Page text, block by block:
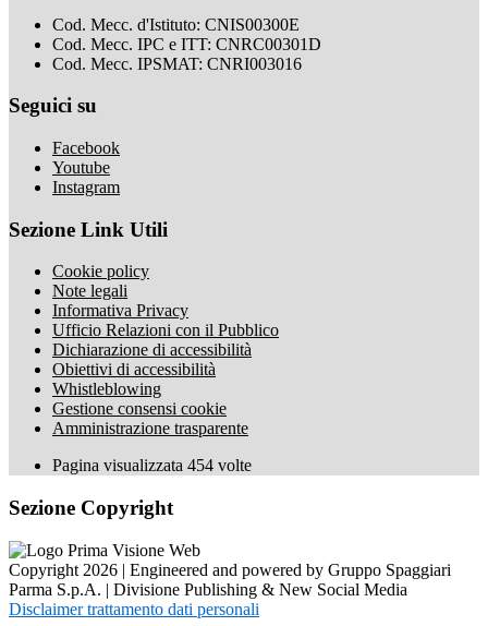
Cod. Mecc. d'Istituto: CNIS00300E
Cod. Mecc. IPC e ITT: CNRC00301D
Cod. Mecc. IPSMAT: CNRI003016
Seguici su
Facebook
Youtube
Instagram
Sezione Link Utili
Cookie policy
Note legali
Informativa Privacy
Ufficio Relazioni con il Pubblico
Dichiarazione di accessibilità
Obiettivi di accessibilità
Whistleblowing
Gestione consensi cookie
Amministrazione trasparente
Pagina visualizzata 454 volte
Sezione Copyright
Copyright 2026 | Engineered and powered by Gruppo Spaggiari
Parma S.p.A. | Divisione Publishing & New Social Media
Disclaimer trattamento dati personali